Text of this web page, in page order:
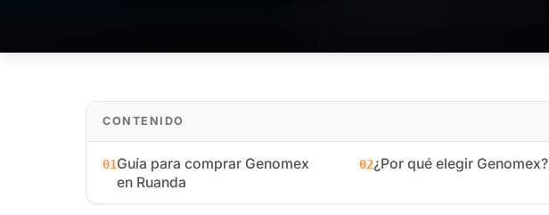
CONTENIDO
01Guía para comprar Genomex
en Ruanda
02¿Por qué elegir Genomex?